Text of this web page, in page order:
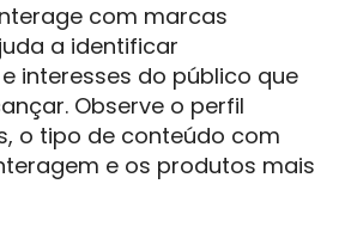
com marcas
a identificar
interesses do público que
Observe o perfil
o tipo de conteúdo com
e os produtos mais